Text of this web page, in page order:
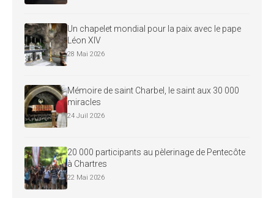
Un chapelet mondial pour la paix avec le pape
Léon XIV
28 Mai 2026
Mémoire de saint Charbel, le saint aux 30 000
miracles
24 Juil 2026
20 000 participants au pèlerinage de Pentecôte
à Chartres
22 Mai 2026